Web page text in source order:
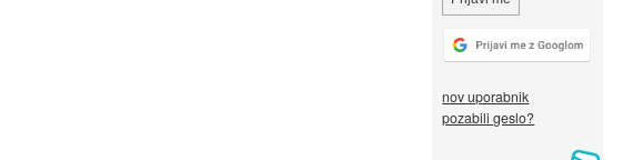
nov uporabnik
pozabili geslo?